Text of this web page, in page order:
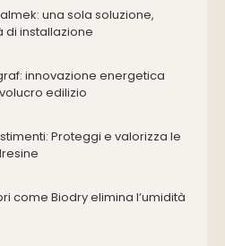
una sola soluzione,
di installazione
innovazione energetica
edilizio
Proteggi e valorizza le
come Biodry elimina l’umidità